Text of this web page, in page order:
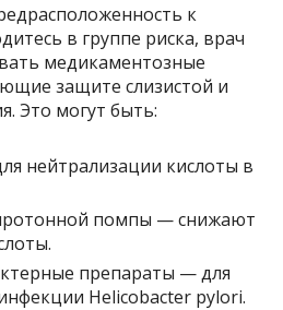
к
в группе риска, врач
медикаментозные
защите слизистой и
Это могут быть:
нейтрализации кислоты в
помпы — снижают
препараты — для
Helicobacter pylori.